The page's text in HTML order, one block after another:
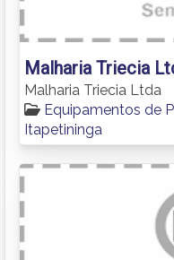
Malharia Triecia
Malharia Triecia Ltda
Equipamentos de
Itapetininga